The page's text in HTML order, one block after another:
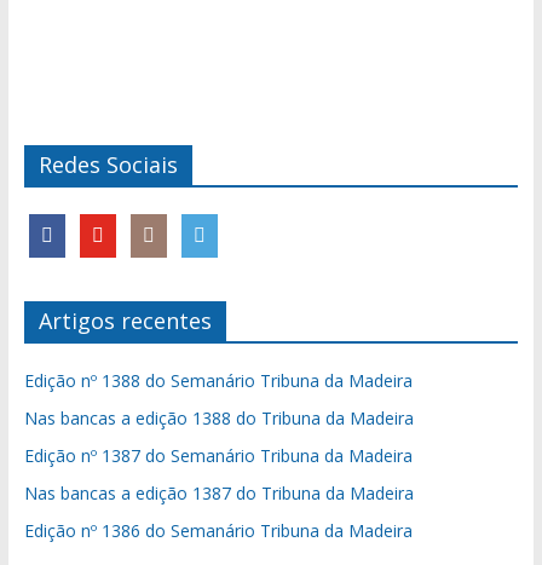
Redes Sociais
Artigos recentes
Edição nº 1388 do Semanário Tribuna da Madeira
Nas bancas a edição 1388 do Tribuna da Madeira
Edição nº 1387 do Semanário Tribuna da Madeira
Nas bancas a edição 1387 do Tribuna da Madeira
Edição nº 1386 do Semanário Tribuna da Madeira